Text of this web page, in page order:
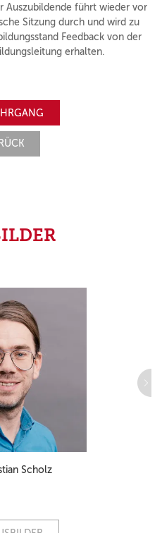
Auszubildende führt wieder vor
Sitzung durch und wird zu
Feedback von der
erhalten.
Scholz